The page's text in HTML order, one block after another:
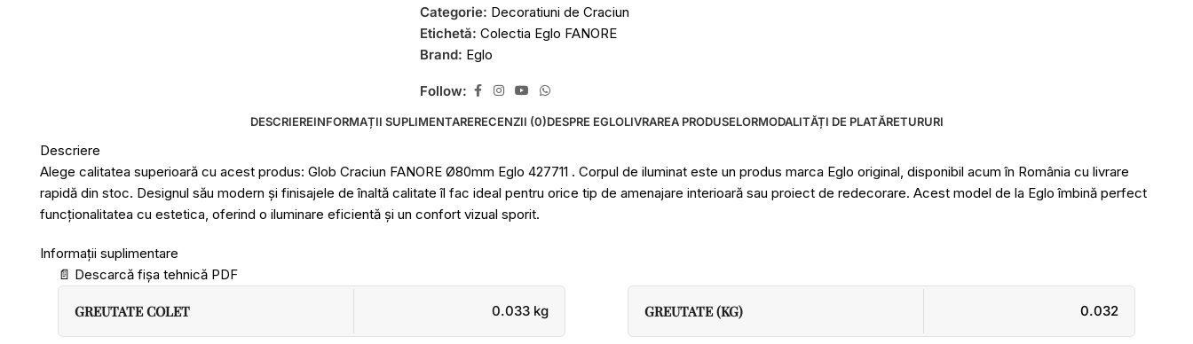
Categorie: Decoratiuni de Craciun
Etichetă: Colectia Eglo FANORE
Brand: Eglo
Follow:
DESCRIEREINFORMAȚII SUPLIMENTARERECENZII (0)DESPRE EGLOLIVRAREA PRODUSELORMODALITĂȚI DE PLATĂRETURURI
Descriere
Alege calitatea superioară cu acest produs: Glob Craciun FANORE Ø80mm Eglo 427711 . Corpul de iluminat este un produs marca Eglo original, disponibil acum în România cu livrare
rapidă din stoc. Designul său modern și finisajele de înaltă calitate îl fac ideal pentru orice tip de amenajare interioară sau proiect de redecorare. Acest model de la Eglo îmbină perfect
funcționalitatea cu estetica, oferind o iluminare eficientă și un confort vizual sporit.
Informații suplimentare
📄 Descarcă fișa tehnică PDF
GREUTATE COLET 0.033 kg GREUTATE (KG) 0.032